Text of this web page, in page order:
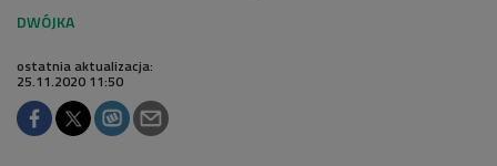
ostatnia aktualizacja:
25.11.2020 11:50